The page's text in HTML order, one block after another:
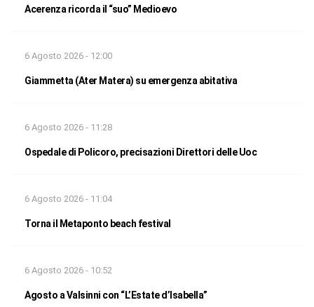
Acerenza ricorda il “suo” Medioevo
6 Agosto 2026 - 12:00
Giammetta (Ater Matera) su emergenza abitativa
6 Agosto 2026 - 11:28
Ospedale di Policoro, precisazioni Direttori delle Uoc
6 Agosto 2026 - 11:04
Torna il Metaponto beach festival
6 Agosto 2026 - 10:52
Agosto a Valsinni con “L’Estate d’Isabella”